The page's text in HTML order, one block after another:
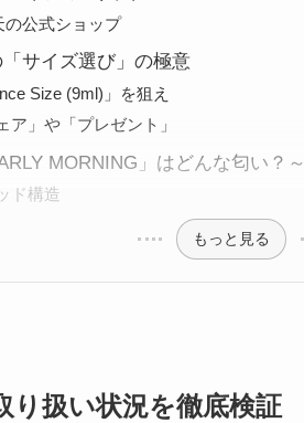
の公式ショップ
サイズ選び」の極意
Size (9ml)」を狙え
ア」や「プレゼント」
MORNING」はどんな匂い？～
ド構造
もっと見る
り扱い状況を徹底検証